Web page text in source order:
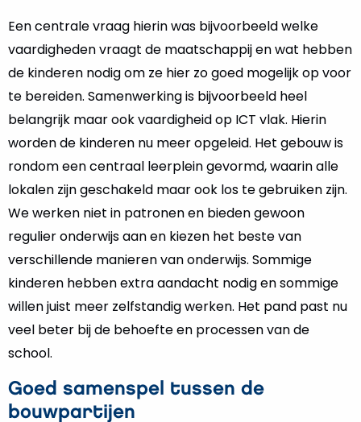
Een centrale vraag hierin was bijvoorbeeld welke
vaardigheden vraagt de maatschappij en wat hebben
de kinderen nodig om ze hier zo goed mogelijk op voor
te bereiden. Samenwerking is bijvoorbeeld heel
belangrijk maar ook vaardigheid op ICT vlak. Hierin
worden de kinderen nu meer opgeleid. Het gebouw is
rondom een centraal leerplein gevormd, waarin alle
lokalen zijn geschakeld maar ook los te gebruiken zijn.
We werken niet in patronen en bieden gewoon
regulier onderwijs aan en kiezen het beste van
verschillende manieren van onderwijs. Sommige
kinderen hebben extra aandacht nodig en sommige
willen juist meer zelfstandig werken. Het pand past nu
veel beter bij de behoefte en processen van de
school.
Goed samenspel tussen de
bouwpartijen